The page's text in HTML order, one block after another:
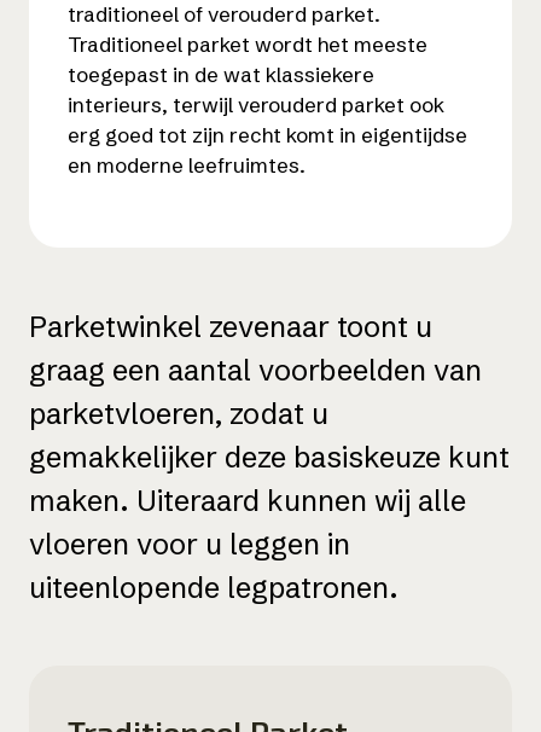
traditioneel of verouderd parket.
Traditioneel parket wordt het meeste
toegepast in de wat klassiekere
interieurs, terwijl verouderd parket ook
erg goed tot zijn recht komt in eigentijdse
en moderne leefruimtes.
Parketwinkel zevenaar toont u
graag een aantal voorbeelden van
parketvloeren, zodat u
gemakkelijker deze basiskeuze kunt
maken. Uiteraard kunnen wij alle
vloeren voor u leggen in
uiteenlopende legpatronen.